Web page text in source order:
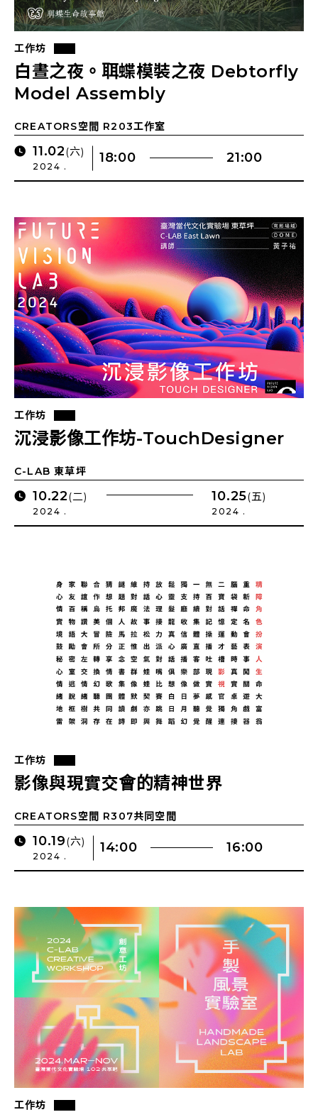
工作坊
白晝之夜。聑蝶模裝之夜 Debtorfly
Model Assembly
CREATORS空間 R203工作室
11.02(六)
2024 .
18:00 21:00
工作坊
沉浸影像工作坊-TouchDesigner
C-LAB 東草坪
10.22(二)
2024 .
10.25(五)
2024 .
工作坊
影像與現實交會的精神世界
CREATORS空間 R307共同空間
10.19(六)
2024 .
14:00 16:00
工作坊